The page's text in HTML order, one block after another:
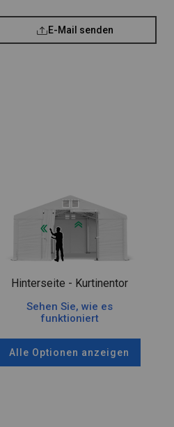
E-Mail senden
Hinterseite - Kurtinentor
Sehen Sie, wie es
funktioniert
Alle Optionen anzeigen